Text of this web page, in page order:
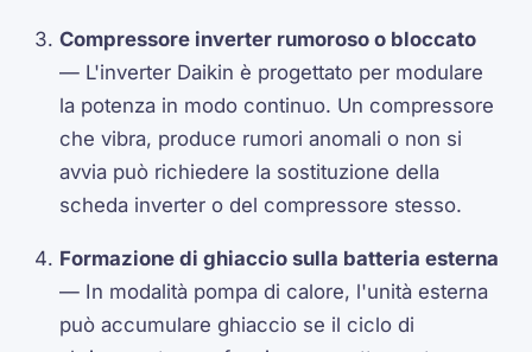
Compressore inverter rumoroso o bloccato
— L'inverter Daikin è progettato per modulare
la potenza in modo continuo. Un compressore
che vibra, produce rumori anomali o non si
avvia può richiedere la sostituzione della
scheda inverter o del compressore stesso.
Formazione di ghiaccio sulla batteria esterna
— In modalità pompa di calore, l'unità esterna
può accumulare ghiaccio se il ciclo di